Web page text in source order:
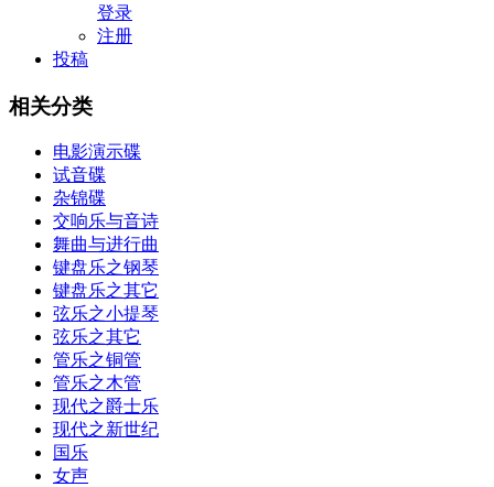
登录
注册
投稿
相关分类
电影演示碟
试音碟
杂锦碟
交响乐与音诗
舞曲与进行曲
键盘乐之钢琴
键盘乐之其它
弦乐之小提琴
弦乐之其它
管乐之铜管
管乐之木管
现代之爵士乐
现代之新世纪
国乐
女声